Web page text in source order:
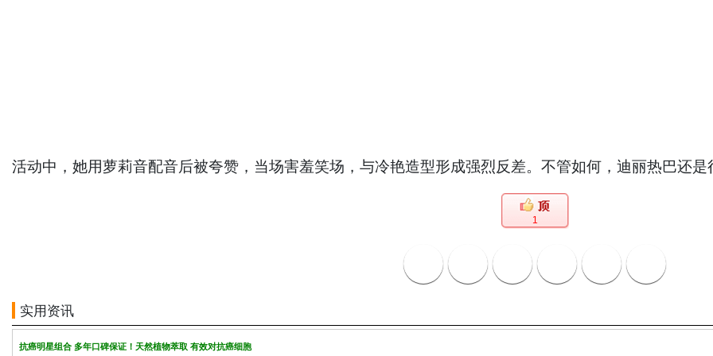
活动中，她用萝莉音配音后被夸赞，当场害羞笑场，与冷艳造型形成强烈反差。不管如何，迪丽热巴还是
1
实用资讯
抗癌明星组合 多年口碑保证！天然植物萃取 有效对抗癌细胞